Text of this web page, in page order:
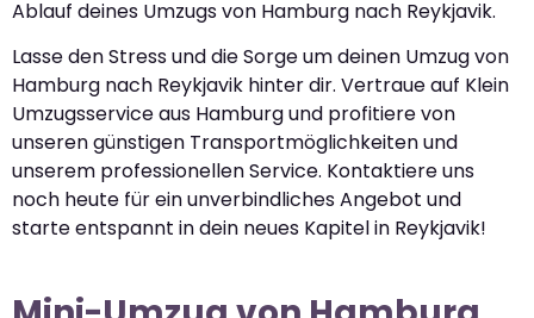
Ablauf deines Umzugs von Hamburg nach Reykjavik.
Lasse den Stress und die Sorge um deinen Umzug von
Hamburg nach Reykjavik hinter dir. Vertraue auf Klein
Umzugsservice aus Hamburg und profitiere von
unseren günstigen Transportmöglichkeiten und
unserem professionellen Service. Kontaktiere uns
noch heute für ein unverbindliches Angebot und
starte entspannt in dein neues Kapitel in Reykjavik!